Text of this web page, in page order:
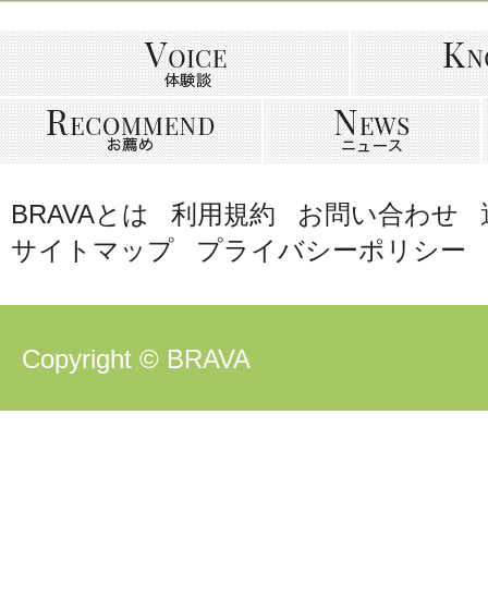
BRAVAとは 利用規約 お問い合わせ
サイトマップ
プライバシーポリシー
Copyright © BRAVA